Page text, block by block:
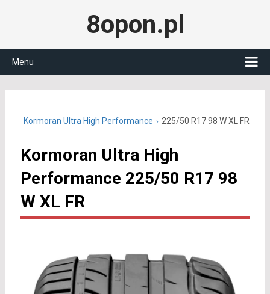
8opon.pl
Menu
Kormoran Ultra High Performance 225/50 R17 98 W XL FR
Kormoran Ultra High
Performance 225/50 R17 98
W XL FR